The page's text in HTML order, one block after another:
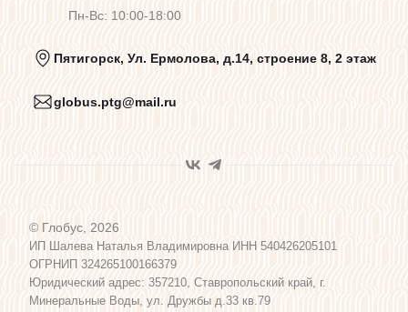
Политика конфиденциальности
Пользовательское соглашение
Программа лояльности
Карта сайта
Пн-Вс: 10:00-18:00
Пятигорск, Ул. Ермолова, д.14, строение 8, 2 этаж
globus.ptg@mail.ru
© Глобус, 2026
ИП Шалева Наталья Владимировна ИНН 540426205101
ОГРНИП 324265100166379
Юридический адрес: 357210, Ставропольский край, г.
Минеральные Воды, ул. Дружбы д.33 кв.79